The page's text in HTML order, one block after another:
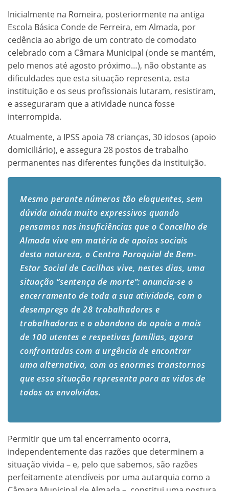
Inicialmente na Romeira, posteriormente na antiga
Escola Básica Conde de Ferreira, em Almada, por
cedência ao abrigo de um contrato de comodato
celebrado com a Câmara Municipal (onde se mantém,
pelo menos até agosto próximo…), não obstante as
dificuldades que esta situação representa, esta
instituição e os seus profissionais lutaram, resistiram,
e asseguraram que a atividade nunca fosse
interrompida.
Atualmente, a IPSS apoia 78 crianças, 30 idosos (apoio
domiciliário), e assegura 28 postos de trabalho
permanentes nas diferentes funções da instituição.
Mesmo perante números tão eloquentes, sem
dúvida ainda muito expressivos quando
pensamos nas insuficiências que o Concelho de
Almada vive em matéria de apoios sociais
desta natureza, o Centro Paroquial de Bem-
Estar Social de Cacilhas vive, nestes dias, uma
situação “sentença de morte”: anuncia-se o
encerramento de toda a sua atividade, com o
desemprego de 28 trabalhadores e
trabalhadoras e o abandono do apoio a mais
de 100 utentes e respetivas famílias, agora
confrontadas com a urgência de encontrar
uma alternativa, com os enormes transtornos
que essa situação representa para as vidas de
todos os envolvidos.
Permitir que um tal encerramento ocorra,
independentemente das razões que determinem a
situação vivida – e, pelo que sabemos, são razões
perfeitamente atendíveis por uma autarquia como a